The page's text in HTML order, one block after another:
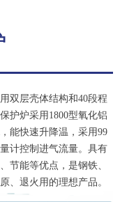
双层壳体结构和40段程
护炉采用1800型氧化铝
能快速升降温，采用99
计控制进气流量。具有
节能等优点，是钢铁、
、退火用的理想产品。